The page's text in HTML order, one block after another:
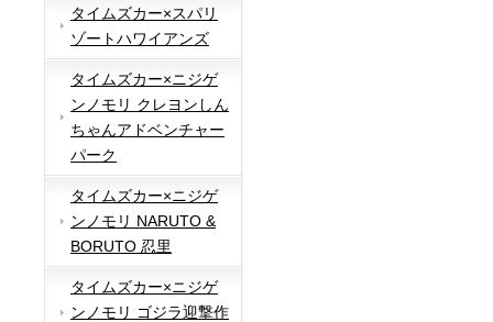
タイムズカー×スパリ
ゾートハワイアンズ
タイムズカー×ニジゲ
ンノモリ クレヨンしん
ちゃんアドベンチャー
パーク
タイムズカー×ニジゲ
ンノモリ NARUTO &
BORUTO 忍里
タイムズカー×ニジゲ
ンノモリ ゴジラ迎撃作